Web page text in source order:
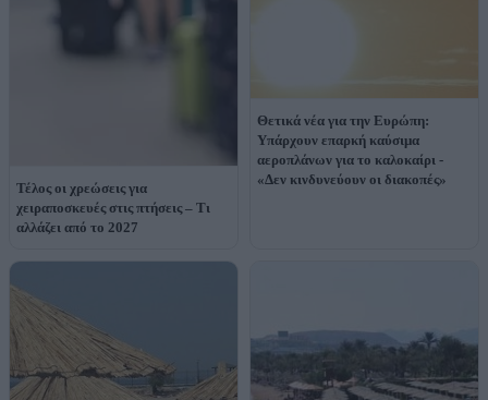
Τέλος οι χρεώσεις για
χειραποσκευές στις πτήσεις – Τι
αλλάζει από το 2027
Θετικά νέα για την Ευρώπη:
Υπάρχουν επαρκή καύσιμα
αεροπλάνων για το καλοκαίρι -
«Δεν κινδυνεύουν οι διακοπές»